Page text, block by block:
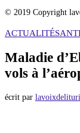
© 2019 Copyright
ACTUALITÉ
Maladie
vols à
écrit par lavoixdelituri